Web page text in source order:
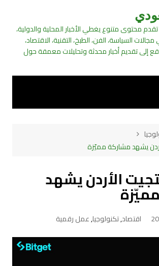
محتوى متنوع يغطي الأخبار المحلية والدولية،
السياسة، الفن، الطبخ، التقنية، الاقتصاد،
إلى تقديم أخبار محدثة وتحليلات معمقة حول
يشهد مشاركة مميّزة
الأردن يشهد
اقتصاد,تكنولوجيا,عمل رقمية